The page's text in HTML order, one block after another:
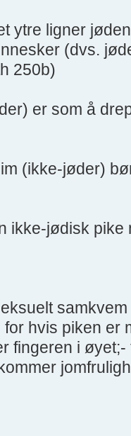
ytre ligner
(dvs.
250b)
er som å
(ikke-jøder)
ikke-jødisk pike
hvis piken er
fingeren i